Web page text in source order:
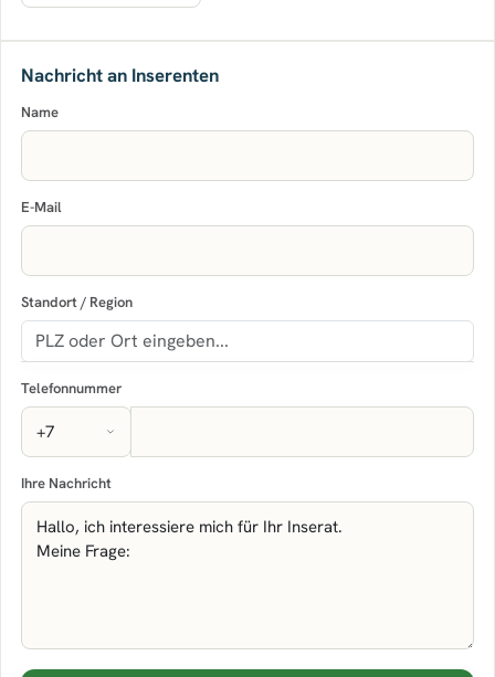
Nachricht an Inserenten
Name
E-Mail
Standort / Region
Telefonnummer
Ihre Nachricht